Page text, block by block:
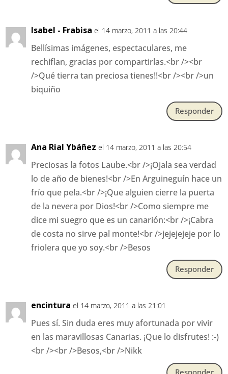
Isabel - Frabisa el 14 marzo, 2011 a las 20:44
Bellísimas imágenes, espectaculares, me
rechiflan, gracias por compartirlas.<br /><br
/>Qué tierra tan preciosa tienes!!<br /><br />un
biquiño
Responder
Ana Rial Ybáñez el 14 marzo, 2011 a las 20:54
Preciosas la fotos Laube.<br />¡Ojala sea verdad
lo de año de bienes!<br />En Arguineguín hace un
frío que pela.<br />¡Que alguien cierre la puerta
de la nevera por Dios!<br />Como siempre me
dice mi suegro que es un canarión:<br />¡Cabra
de costa no sirve pal monte!<br />jejejejeje por lo
friolera que yo soy.<br />Besos
Responder
encintura el 14 marzo, 2011 a las 21:01
Pues sí. Sin duda eres muy afortunada por vivir
en las maravillosas Canarias. ¡Que lo disfrutes! :-)
<br /><br />Besos,<br />Nikk